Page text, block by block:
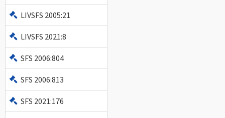
LIVSFS 2005:21
LIVSFS 2021:8
SFS 2006:804
SFS 2006:813
SFS 2021:176